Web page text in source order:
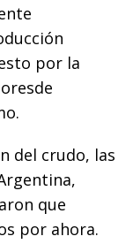
por la
del crudo, las
que
por ahora.